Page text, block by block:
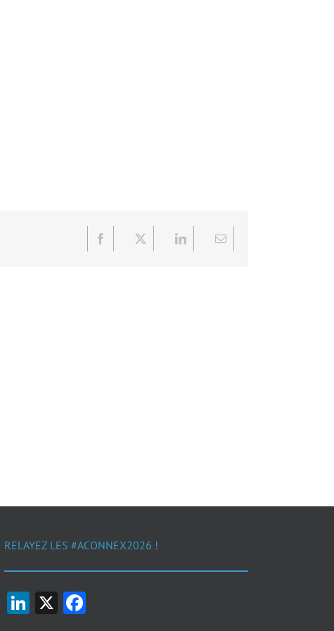
Facebook LinkedInEmail
RELAYEZ LES #ACONNEX2026 !
LinkedIn
X